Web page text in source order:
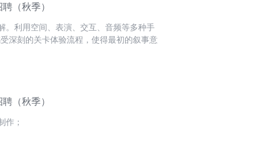
（秋季）
。利用空间、表演、交互、音频等多种手
深刻的关卡体验流程，使得最初的叙事意
落地，保障叙事目标的实现。
（秋季）
作；